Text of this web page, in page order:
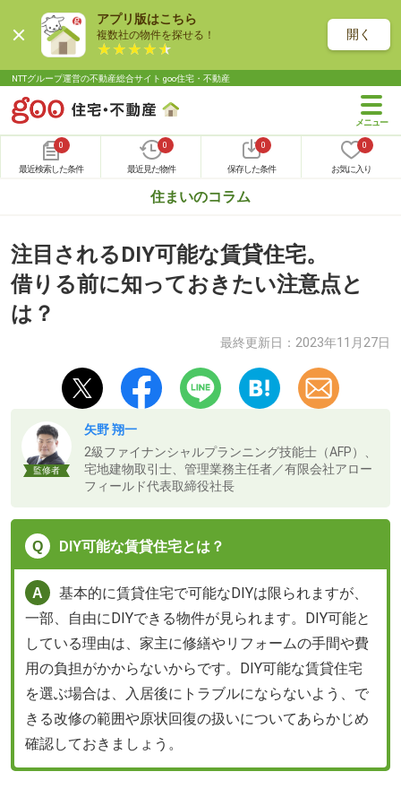
アプリ版はこちら
複数社の物件を探せる！ 開く
NTTグループ運営の不動産総合サイト goo住宅・不動産
0
最近検索した条件
0
最近見た物件
0
保存した条件
0
お気に入り
住まいのコラム
注目されるDIY可能な賃貸住宅。
借りる前に知っておきたい注意点と
は？
最終更新日： 2023年11月27日
監修者
矢野 翔一
2級ファイナンシャルプランニング技能士（AFP）、
宅地建物取引士、管理業務主任者／有限会社アロー
フィールド代表取締役社長
DIY可能な賃貸住宅とは？
基本的に賃貸住宅で可能なDIYは限られますが、
一部、自由にDIYできる物件が見られます。DIY可能と
している理由は、家主に修繕やリフォームの手間や費
用の負担がかからないからです。DIY可能な賃貸住宅
を選ぶ場合は、入居後にトラブルにならないよう、で
きる改修の範囲や原状回復の扱いについてあらかじめ
確認しておきましょう。